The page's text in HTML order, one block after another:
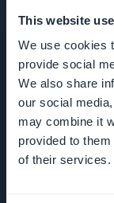
This website
We use cookies
provide social
We also share
our social
may combine it
provided to
of their services.
Tietoa meistä
apu